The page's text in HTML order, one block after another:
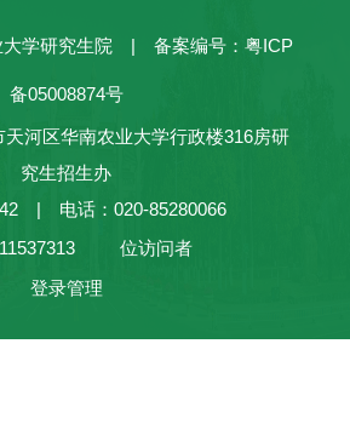
大学研究生院 | 备案编号：粤ICP
备05008874号
河区华南农业大学行政楼316房研
究生招生办
| 电话：020-85280066
11537313
位访问者
登录管理